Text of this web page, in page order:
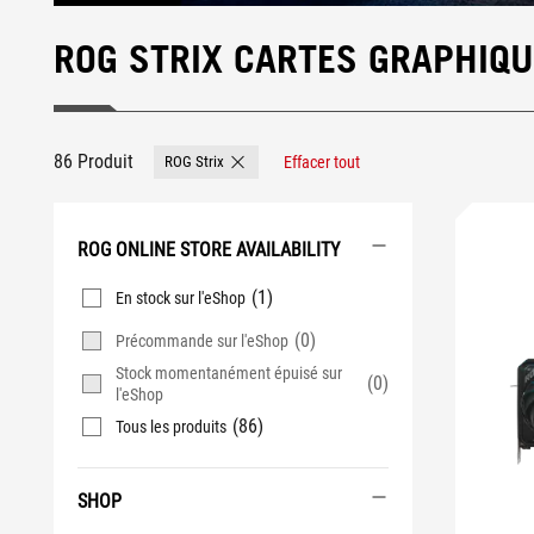
ROG STRIX CARTES
86 Produit ROG Strix Remove ROG Strix
Effacer tout
ROG ONLINE STORE AVAILABILITY
En stock sur l'eShop (1)
Précommande sur l'eShop (0)
Stock momentanément épuisé sur
l'eShop
(0)
Tous les produits (86)
SHOP